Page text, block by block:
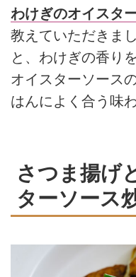
わけぎのオイスタ
教えていただきま
と、わけぎの香り
オイスターソース
はんによく合う味わ
さつま揚げ
ターソース